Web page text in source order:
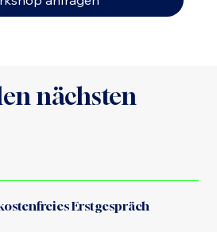
nächsten
Erstgespräch